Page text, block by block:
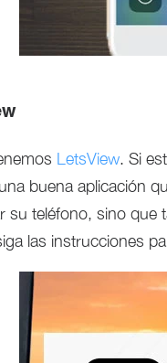
LetsView. Si
buena aplicación
su teléfono, sino que
las instrucciones